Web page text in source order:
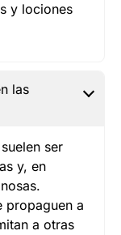
y lociones
las
ser
y, en
propaguen a
a otras